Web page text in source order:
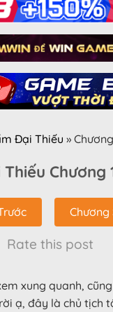
Đại Thiếu »
Chương
Chương
Rate this post
xung quanh,
ạ, đây là chủ tịch